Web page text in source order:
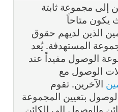
إلى مجموعة ثابتة
يكون متاحاً
الذين لديهم حقوق
المستهدفة. يُعد
الوصول مفيداً عند
الوصول مع
الآخرين. تقوم
بتعيين المجموعة
والوصول إلى الكائن